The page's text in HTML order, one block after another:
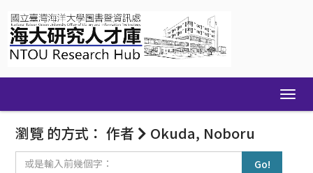
navigation
瀏覽 的方式： 作者 Okuda, Noboru